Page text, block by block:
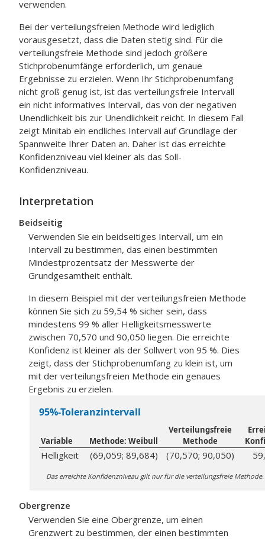
verwenden.
Bei der verteilungsfreien Methode wird lediglich
vorausgesetzt, dass die Daten stetig sind. Für die
verteilungsfreie Methode sind jedoch größere
Stichprobenumfänge erforderlich, um genaue
Ergebnisse zu erzielen. Wenn Ihr Stichprobenumfang
nicht groß genug ist, ist das verteilungsfreie Intervall
ein nicht informatives Intervall, das von der negativen
Unendlichkeit bis zur Unendlichkeit reicht. In diesem Fall
zeigt Minitab ein endliches Intervall auf Grundlage der
Spannweite Ihrer Daten an. Daher ist das erreichte
Konfidenzniveau viel kleiner als das Soll-
Konfidenzniveau.
Interpretation
Beidseitig
Verwenden Sie ein beidseitiges Intervall, um ein
Intervall zu bestimmen, das einen bestimmten
Mindestprozentsatz der Messwerte der
Grundgesamtheit enthält.
In diesem Beispiel mit der verteilungsfreien Methode
können Sie sich zu 59,54 % sicher sein, dass
mindestens 99 % aller Helligkeitsmesswerte
zwischen 70,570 und 90,050 liegen. Die erreichte
Konfidenz ist kleiner als der Sollwert von 95 %. Dies
zeigt, dass der Stichprobenumfang zu klein ist, um
mit der verteilungsfreien Methode ein genaues
Ergebnis zu erzielen.
95%-Toleranzintervall
Variable Methode: Weibull
Verteilungsfreie
Methode
Helligkeit (69,059; 89,684) (70,570; 90,050)
Das erreichte Konfidenzniveau gilt nur für die verteilungsfreie Methode.
Obergrenze
Verwenden Sie eine Obergrenze, um einen
Grenzwert zu bestimmen, der einen bestimmten